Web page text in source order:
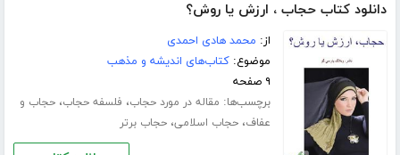
دانلود کتاب حجاب ، ارزش یا روش؟
از: محمد هادی احمدی
موضوع:کتاب‌های اندیشه و مذهب
۹ صفحه
برچسب‌ها: مقاله در مورد حجاب، فلسفه حجاب،حجاب و
عفاف،حجاب اسلامی،حجاب برتر